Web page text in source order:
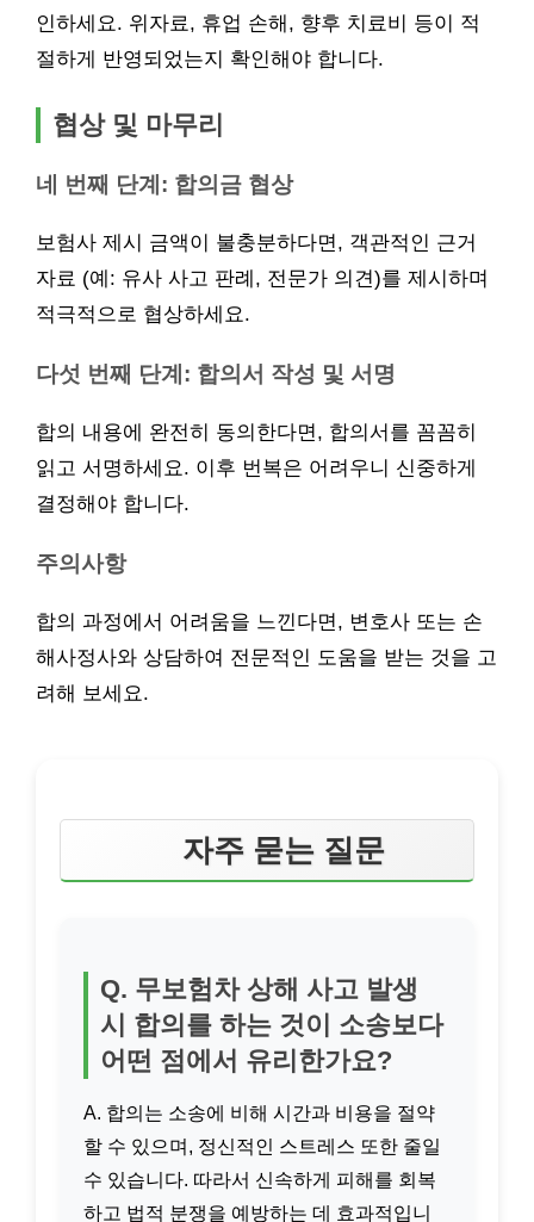
인하세요. 위자료, 휴업 손해, 향후 치료비 등이 적
절하게 반영되었는지 확인해야 합니다.
협상 및 마무리
네 번째 단계: 합의금 협상
보험사 제시 금액이 불충분하다면, 객관적인 근거
자료 (예: 유사 사고 판례, 전문가 의견)를 제시하며
적극적으로 협상하세요.
다섯 번째 단계: 합의서 작성 및 서명
합의 내용에 완전히 동의한다면, 합의서를 꼼꼼히
읽고 서명하세요. 이후 번복은 어려우니 신중하게
결정해야 합니다.
주의사항
합의 과정에서 어려움을 느낀다면, 변호사 또는 손
해사정사와 상담하여 전문적인 도움을 받는 것을 고
려해 보세요.
자주 묻는 질문
Q. 무보험차 상해 사고 발생
시 합의를 하는 것이 소송보다
어떤 점에서 유리한가요?
A. 합의는 소송에 비해 시간과 비용을 절약
할 수 있으며, 정신적인 스트레스 또한 줄일
수 있습니다. 따라서 신속하게 피해를 회복
하고 법적 분쟁을 예방하는 데 효과적입니